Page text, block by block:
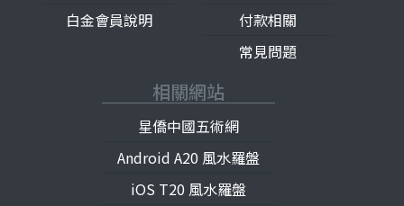
白金會員說明
付款相關
常見問題
相關網站
星僑中國五術網
Android A20 風水羅盤
iOS T20 風水羅盤